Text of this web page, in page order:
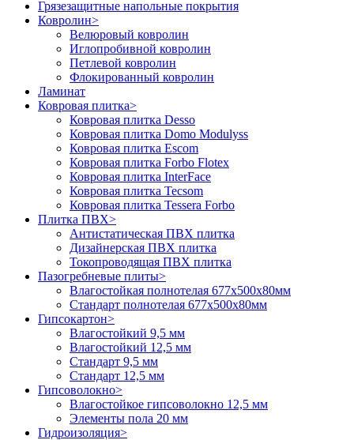
Грязезащитные напольные покрытия
Ковролин>
Велюровый ковролин
Иглопробивной ковролин
Петлевой ковролин
Флокированный ковролин
Ламинат
Ковровая плитка>
Ковровая плитка Desso
Ковровая плитка Domo Modulyss
Ковровая плитка Escom
Ковровая плитка Forbo Flotex
Ковровая плитка InterFace
Ковровая плитка Tecsom
Ковровая плитка Tessera Forbo
Плитка ПВХ>
Антистатическая ПВХ плитка
Дизайнерская ПВХ плитка
Токопроводящая ПВХ плитка
Пазогребневые плиты>
Влагостойкая полнотелая 677х500х80мм
Стандарт полнотелая 677х500х80мм
Гипсокартон>
Влагостойкий 9,5 мм
Влагостойкий 12,5 мм
Стандарт 9,5 мм
Стандарт 12,5 мм
Гипсоволокно>
Влагостойкое гипсоволокно 12,5 мм
Элементы пола 20 мм
Гидроизоляция>